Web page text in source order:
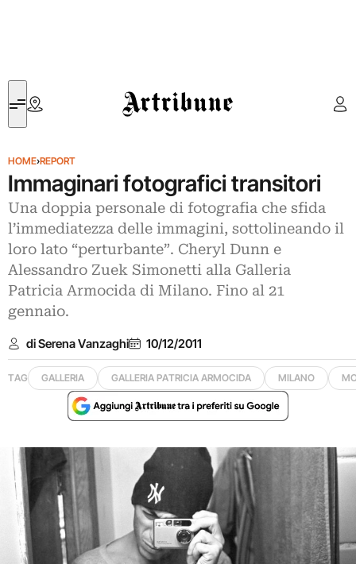
Artribune
HOME›REPORT
Immaginari fotografici transitori
Una doppia personale di fotografia che sfida
l’immediatezza delle immagini, sottolineando il
loro lato “perturbante”. Cheryl Dunn e
Alessandro Zuek Simonetti alla Galleria
Patricia Armocida di Milano. Fino al 21
gennaio.
di Serena Vanzaghi 10/12/2011
TAG GALLERIA GALLERIA PATRICIA ARMOCIDA MILANO